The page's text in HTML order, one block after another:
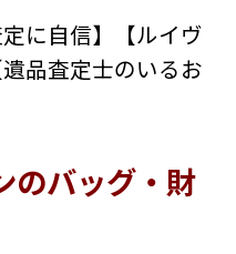
に自信】【ルイヴ
品査定士のいるお
のバッグ・財